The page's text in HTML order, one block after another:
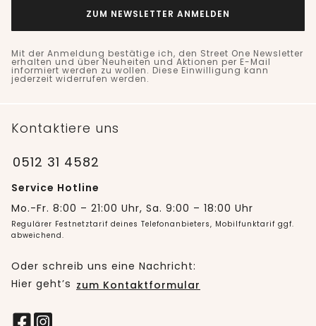
ZUM NEWSLETTER ANMELDEN
Mit der Anmeldung bestätige ich, den Street One Newsletter
erhalten und über Neuheiten und Aktionen per E-Mail
informiert werden zu wollen. Diese Einwilligung kann
jederzeit widerrufen werden.
Kontaktiere uns
0512 31 4582
Service Hotline
Mo.-Fr. 8:00 – 21:00 Uhr, Sa. 9:00 – 18:00 Uhr
Regulärer Festnetztarif deines Telefonanbieters, Mobilfunktarif ggf.
abweichend.
Oder schreib uns eine Nachricht:
Hier geht’s zum Kontaktformular